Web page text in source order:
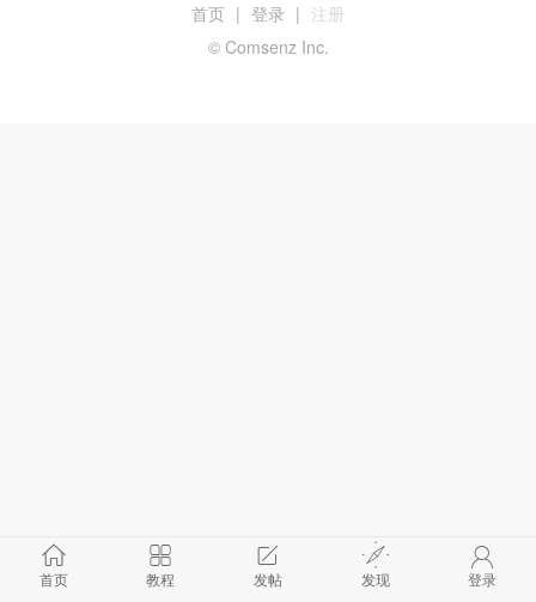
首页 教程 发帖 发现 登录
首页 | 登录 | 注册
© Comsenz Inc.